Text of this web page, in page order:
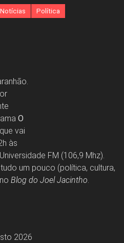
Notícias Política
O
vai
às
FM (106,9 Mhz).
um pouco (política, cultura,
Blog do Joel Jacintho.
2026